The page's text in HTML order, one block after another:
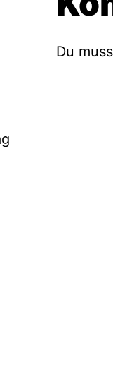
Du